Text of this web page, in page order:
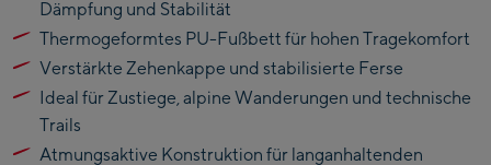
Schmittenhöhebahn
Talstation / Valley
station
CityXPress Talstation /
Valley station
AreitXpress Talstation /
Valley station
Dämpfung und Stabilität
Thermogeformtes PU-Fußbett für hohen Tragekomfort
Verstärkte Zehenkappe und stabilisierte Ferse
Ideal für Zustiege, alpine Wanderungen und technische
Trails
Atmungsaktive Konstruktion für langanhaltenden